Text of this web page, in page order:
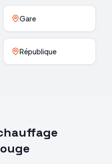
Gare
République